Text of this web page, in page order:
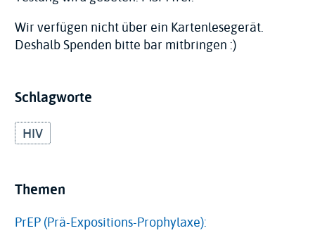
Wir verfügen nicht über ein Kartenlesegerät.
Deshalb Spenden bitte bar mitbringen :)
Schlagworte
HIV
Themen
PrEP (Prä-Expositions-Prophylaxe):